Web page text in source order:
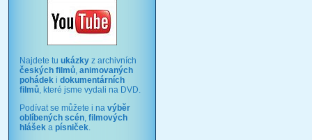
Najdete tu ukázky z archivních
českých filmů, animovaných
pohádek i dokumentárních
filmů, které jsme vydali na DVD.
Podívat se můžete i na výběr
oblíbených scén, filmových
hlášek a písniček.